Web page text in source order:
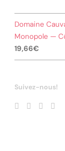
Domaine
Monopole —
19,66€
Suivez-nous!